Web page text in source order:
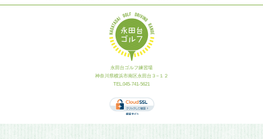
永田台ゴルフ練習場
神奈川県横浜市南区永田台３−１２
TEL.045-741-5621